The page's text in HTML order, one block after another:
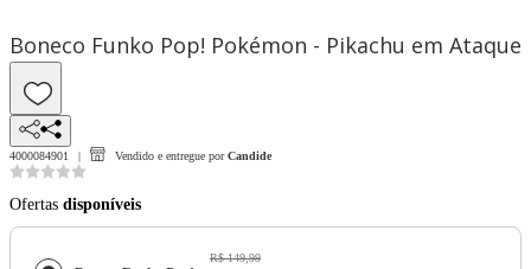
Boneco Funko Pop! Pokémon - Pikachu em Ataque
4000084901 Vendido e entregue por Candide
Ofertas disponíveis
R$ 149,99